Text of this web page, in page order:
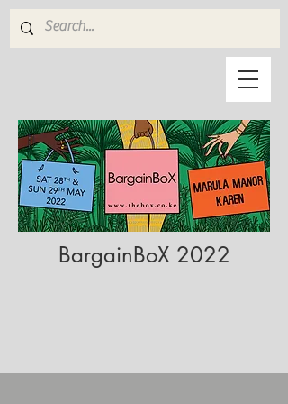
BargainBoX 2022